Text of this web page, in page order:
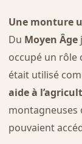
Une monture
Du Moyen Âge
occupé un rôle
était utilisé
aide à
montagneuses
pouvaient